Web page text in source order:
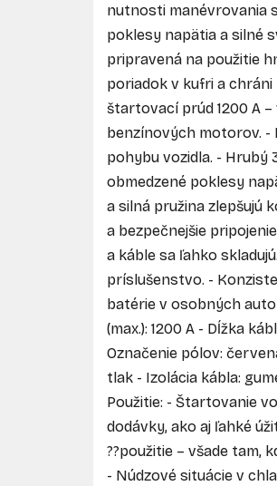
nutnosti manévrovania
poklesy napätia a silné
pripravená na použitie
poriadok v kufri a
štartovací prúd 1200 A
benzínových motorov. -
pohybu vozidla. - Hrubý
obmedzené poklesy
a silná pružina zlepšujú
a bezpečnejšie
a káble sa ľahko
príslušenstvo. -
batérie v osobných
(max.): 1200 A - Dĺžka
Označenie pólov:
tlak - Izolácia kábla:
Použitie: - Štartovanie
dodávky, ako aj ľahké
??použitie – všade tam,
- Núdzové situácie v